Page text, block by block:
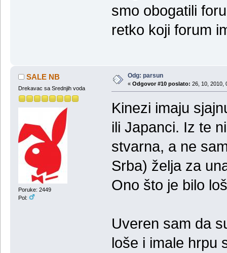
smo obogatili
retko koji forum
SALE NB
Drekavac sa Srednjih voda
Poruke: 2449
Pol:
Odg: parsun
« Odgovor #10 poslato: 26, 10, 2010,
Kinezi imaju
ili Japanci. Iz te
stvarna, a ne
Srba) želja za
Ono što je bilo
Uveren sam da
loše i imale hrpu